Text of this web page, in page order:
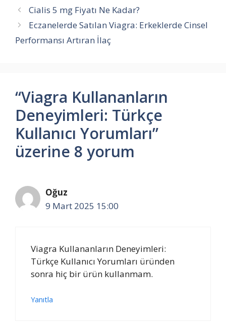
Cialis 5 mg Fiyatı Ne Kadar?
Eczanelerde Satılan Viagra: Erkeklerde Cinsel
Performansı Artıran İlaç
“Viagra Kullananların
Deneyimleri: Türkçe
Kullanıcı Yorumları”
üzerine 8 yorum
Oğuz
9 Mart 2025 15:00
Viagra Kullananların Deneyimleri:
Türkçe Kullanıcı Yorumları üründen
sonra hiç bir ürün kullanmam.
Yanıtla